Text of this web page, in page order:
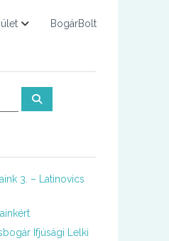
BogárBolt
K
3. – Latinovics
Ifjúsági Lelki